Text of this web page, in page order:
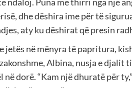
dhe dëshira ime për të
aty ku dëshirat që presin
jetës në mënyra të papritura,
Albina, nusja e djalit
dorë. “Kam një dhuratë për